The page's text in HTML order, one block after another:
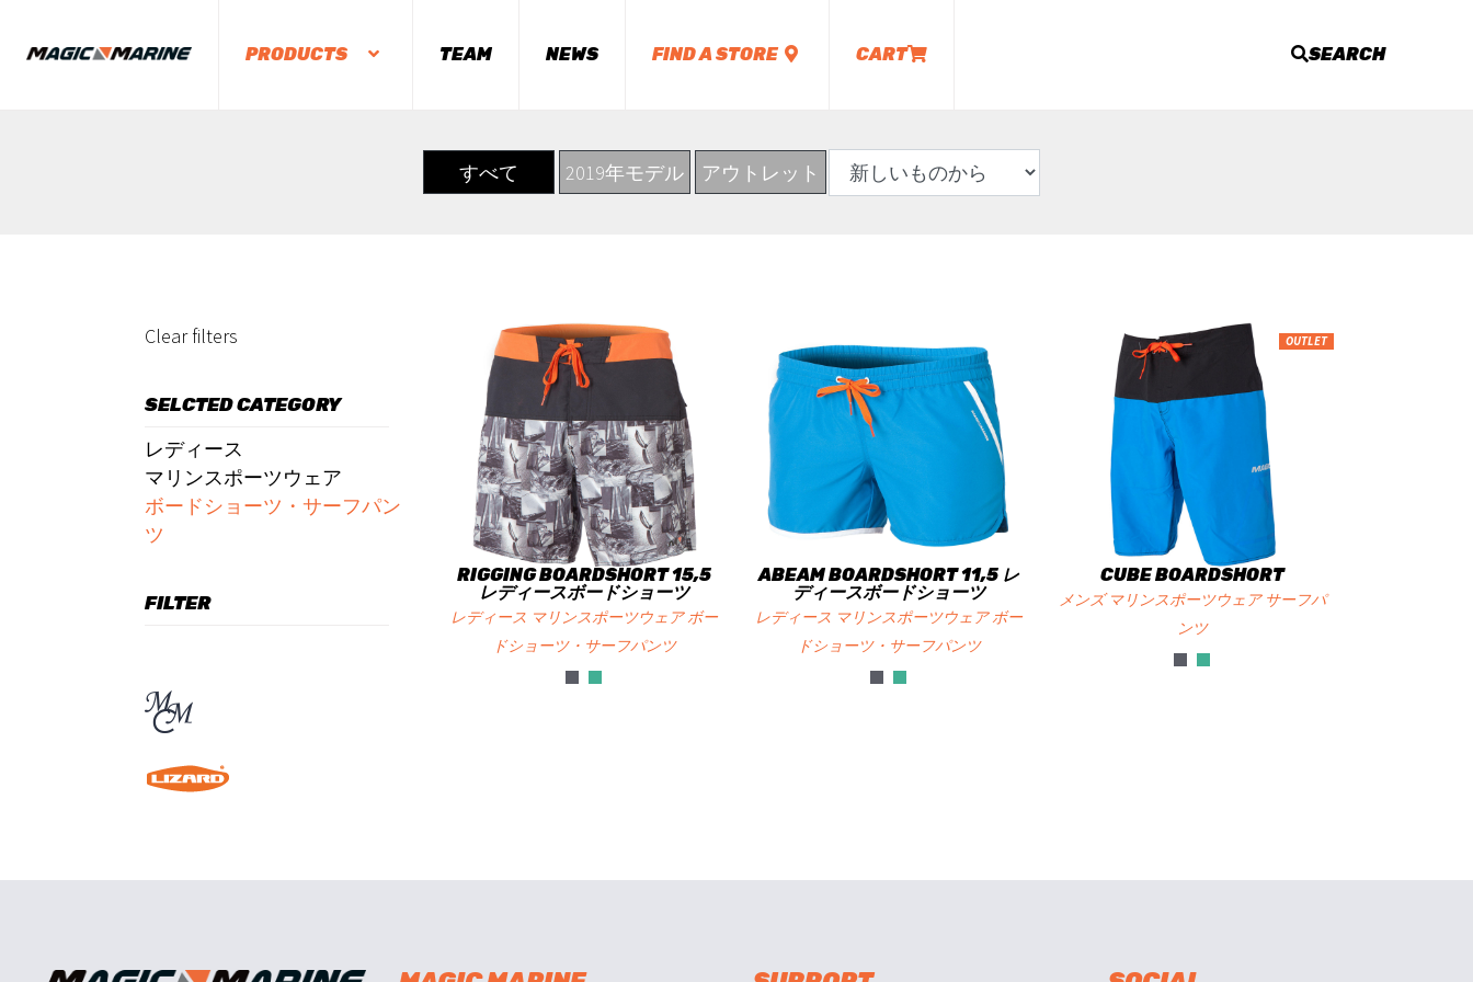
PRODUCTS TEAM NEWS FIND A STORE CART SEARCH
すべて 2019年モデル アウトレット
Clear filters
SELCTED CATEGORY
レディース
マリンスポーツウェア
ボードショーツ・サーフパン
ツ
FILTER
RIGGING BOARDSHORT 15,5
レディースボードショーツ
レディース マリンスポーツウェア ボー
ドショーツ・サーフパンツ
ABEAM BOARDSHORT 11,5 レ
ディースボードショーツ
レディース マリンスポーツウェア ボー
ドショーツ・サーフパンツ
OUTLET
CUBE BOARDSHORT
メンズ マリンスポーツウェア サーフパ
ンツ